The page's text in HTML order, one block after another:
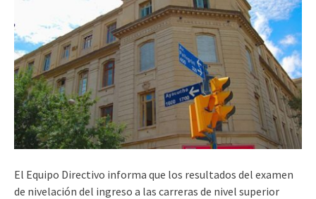
El Equipo Directivo informa que los resultados del examen
de nivelación del ingreso a las carreras de nivel superior